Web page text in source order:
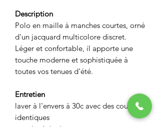
Description
Polo en maille à manches courtes, orné
d'un jacquard multicolore discret.
Léger et confortable, il apporte une
touche moderne et sophistiquée à
toutes vos tenues d'été.
Entretien
laver à l'envers à 30c avec des couleurs
identiques
pas de sèche linge